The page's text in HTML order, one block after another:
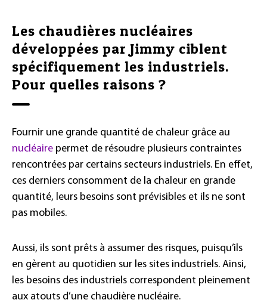
Les chaudières nucléaires
développées par Jimmy ciblent
spécifiquement les industriels.
Pour quelles raisons ?
Fournir une grande quantité de chaleur grâce au
nucléaire permet de résoudre plusieurs contraintes
rencontrées par certains secteurs industriels. En effet,
ces derniers consomment de la chaleur en grande
quantité, leurs besoins sont prévisibles et ils ne sont
pas mobiles.
Aussi, ils sont prêts à assumer des risques, puisqu’ils
en gèrent au quotidien sur les sites industriels. Ainsi,
les besoins des industriels correspondent pleinement
aux atouts d’une chaudière nucléaire.